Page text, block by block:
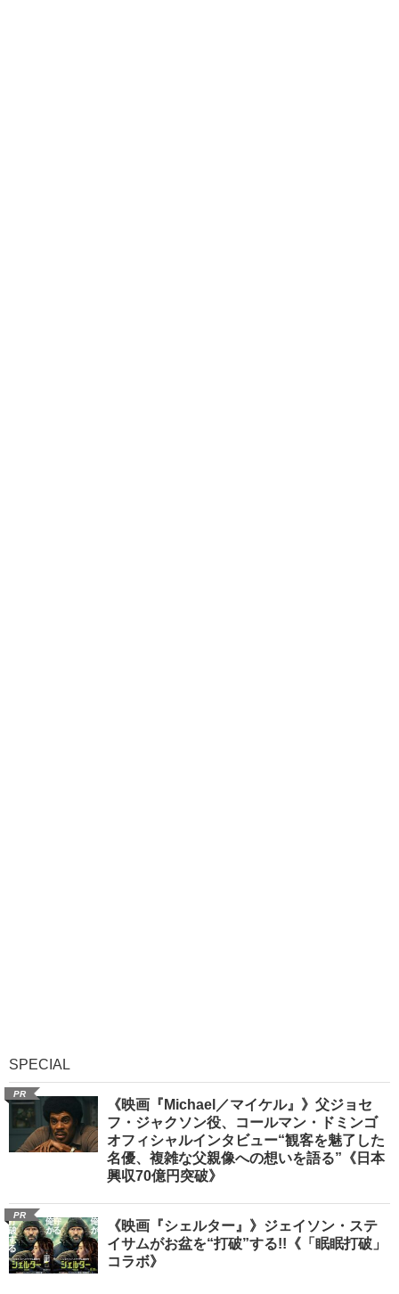
SPECIAL
PR
《映画『Michael／マイケル』》父ジョセ
フ・ジャクソン役、コールマン・ドミンゴ
オフィシャルインタビュー“観客を魅了した
名優、複雑な父親像への想いを語る”《日本
興収70億円突破》
PR
《映画『シェルター』》ジェイソン・ステ
イサムがお盆を“打破”する!!《「眠眠打破」
コラボ》